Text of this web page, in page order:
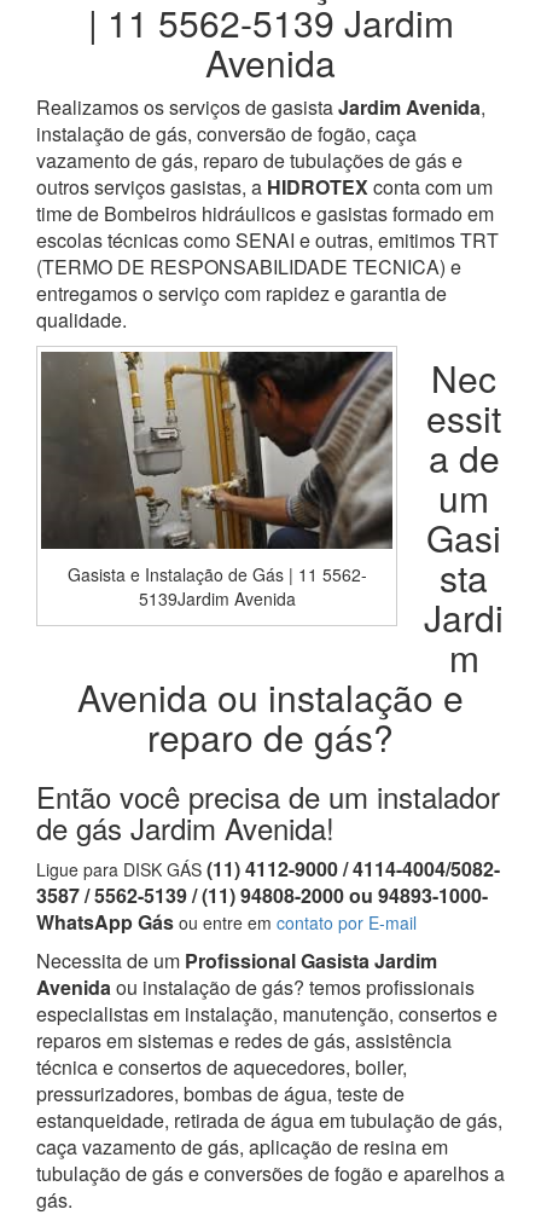
| 11 5562-5139 Jardim
Avenida
Realizamos os serviços de gasistaJardim Avenida,
instalação de gás, conversão de fogão, caça
vazamento de gás, reparo de tubulações de gás e
outros serviços gasistas, a HIDROTEXconta com um
time de Bombeiros hidráulicos e gasistas formado em
escolas técnicas como SENAI e outras, emitimos TRT
(TERMO DE RESPONSABILIDADE TECNICA) e
entregamos o serviço com rapidez e garantia de
qualidade.
Gasista e Instalação de Gás | 11 5562-
5139Jardim Avenida
Nec
essit
a de
um
Gasi
sta
Jardi
m
Avenida ou instalação e
reparo de gás?
Então você precisa de um instalador
de gás Jardim Avenida!
Ligue para DISK GÁS (11) 4112-9000 / 4114-4004/5082-
3587 / 5562-5139 / (11) 94808-2000 ou 94893-1000-
WhatsApp Gás ou entre em contato por E-mail
Necessita de um Profissional Gasista Jardim
Avenidaou instalação de gás? temos profissionais
especialistas em instalação, manutenção, consertos e
reparos em sistemas e redes de gás, assistência
técnica e consertos de aquecedores, boiler,
pressurizadores, bombas de água, teste de
estanqueidade, retirada de água em tubulação de gás,
caça vazamento de gás, aplicação de resina em
tubulação de gás e conversões de fogão e aparelhos a
gás.